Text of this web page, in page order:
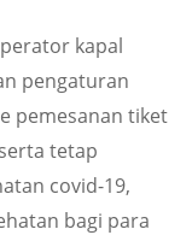
kapal
pengaturan
pemesanan tiket
tetap
covid-19,
bagi para